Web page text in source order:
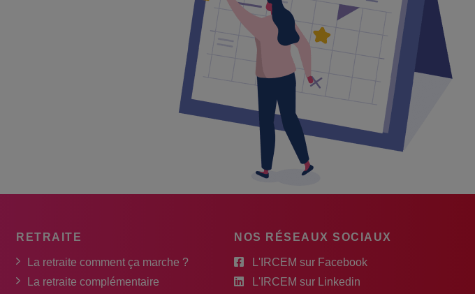
RETRAITE
La retraite comment ça marche ?
La retraite complémentaire
NOS RÉSEAUX SOCIAUX
L'IRCEM sur Facebook
L'IRCEM sur Linkedin